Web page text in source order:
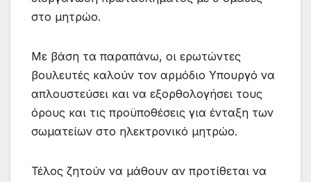
στο μητρώο.
Με βάση τα παραπάνω, οι ερωτώντες
βουλευτές καλούν τον αρμόδιο Υπουργό να
απλουστεύσει και να εξορθολογήσει τους
όρους και τις προϋποθέσεις για ένταξη των
σωματείων στο ηλεκτρονικό μητρώο.
Τέλος ζητούν να μάθουν αν προτίθεται να